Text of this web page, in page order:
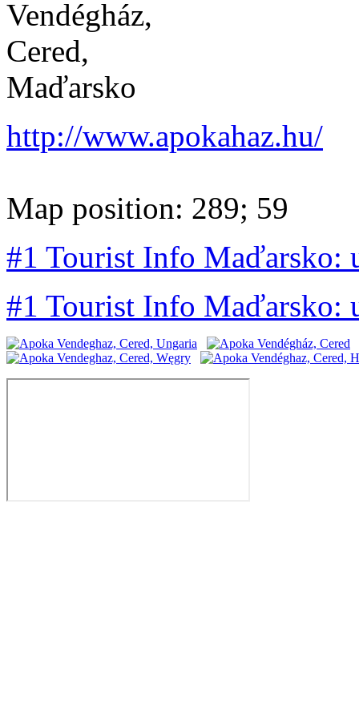
http://www.apokahaz.hu/
Map position: 289; 59
#1 Tourist Info Maďarsko:
#1 Tourist Info Maďarsko: